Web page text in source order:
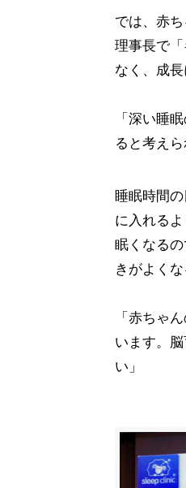
では、赤
理事長で
なく、成
「深い睡
ると考え
睡眠時間
に入れる
眠くなる
きがよく
「赤ちゃ
います。
い」